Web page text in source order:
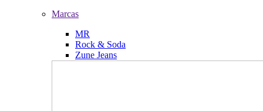
Marcas
MR
Rock & Soda
Zune Jeans